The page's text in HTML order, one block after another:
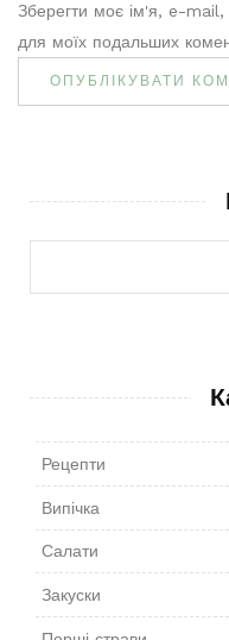
Зберегти моє ім'я, e-mail,
для моїх подальших
Рецепти
Випічка
Салати
Закуски